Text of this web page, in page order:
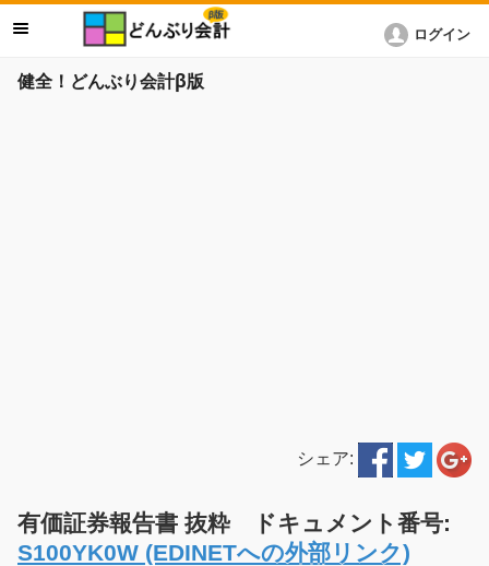
健全！どんぶり会計β版
ログイン
シェア:
有価証券報告書 抜粋 ドキュメント番号:
S100YK0W (EDINETへの外部リンク)